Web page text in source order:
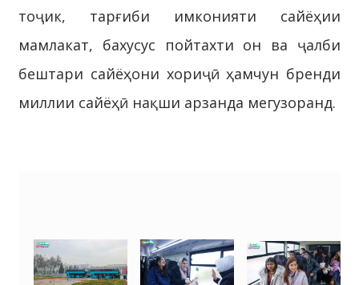
тоҷик, тарғиби имконияти сайёҳии
мамлакат, бахусус пойтахти он ва ҷалби
бештари сайёҳони хориҷӣ ҳамчун бренди
миллии сайёҳӣ нақши арзанда мегузоранд.